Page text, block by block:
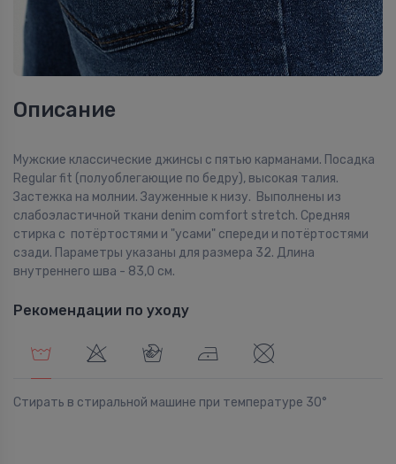
Описание
Мужские классические джинсы с пятью карманами. Посадка
Regular fit (полуоблегающие по бедру), высокая талия.
Застежка на молнии. Зауженные к низу. Выполнены из
слабоэластичной ткани denim comfort stretch. Средняя
стирка с потёртостями и "усами" спереди и потёртостями
сзади. Параметры указаны для размера 32. Длина
внутреннего шва - 83,0 см.
Рекомендации по уходу
Стирать в стиральной машине при температуре 30°